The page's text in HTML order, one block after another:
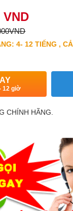
VND
4- 12 TIẾNG ,
12 giờ
CHÍNH HÃNG.